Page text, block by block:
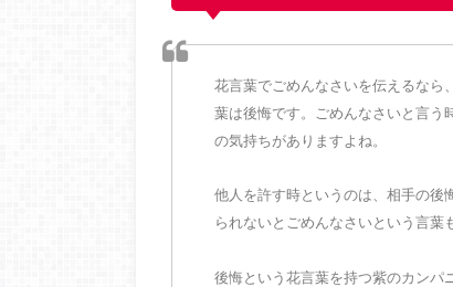
花言葉でごめんなさいを伝えるなら
葉は後悔です。ごめんなさいと言う
の気持ちがありますよね。
他人を許す時というのは、相手の後
られないとごめんなさいという言葉
後悔という花言葉を持つ紫のカンパ